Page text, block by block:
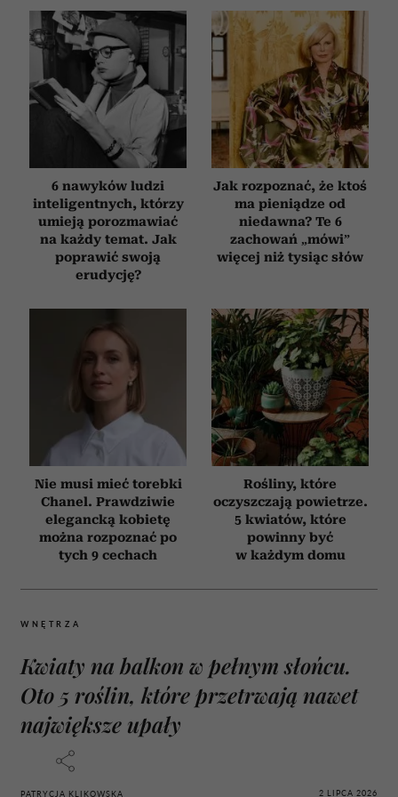
6 nawyków ludzi
inteligentnych, którzy
umieją porozmawiać
na każdy temat. Jak
poprawić swoją
erudycję?
Jak rozpoznać, że ktoś
ma pieniądze od
niedawna? Te 6
zachowań „mówi”
więcej niż tysiąc słów
Nie musi mieć torebki
Chanel. Prawdziwie
elegancką kobietę
można rozpoznać po
tych 9 cechach
Rośliny, które
oczyszczają powietrze.
5 kwiatów, które
powinny być
w każdym domu
WNĘTRZA
Kwiaty na balkon w pełnym słońcu.
Oto 5 roślin, które przetrwają nawet
największe upały
PATRYCJA KLIKOWSKA 2 LIPCA 2026